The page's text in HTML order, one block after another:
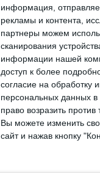
информация,
рекламы и контента,
партнеры можем
сканирования
информации нашей
доступ к более
согласие на обработку
персональных данных в
право возразить
Вы можете изменить
сайт и нажав кнопку